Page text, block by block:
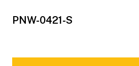
PNW-0421-S